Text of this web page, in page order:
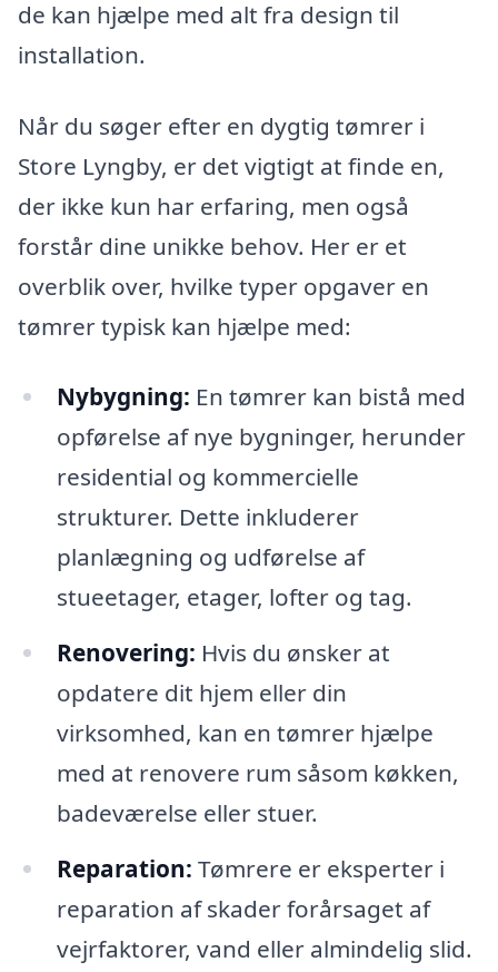
de kan hjælpe med alt fra design til
installation.
Når du søger efter en dygtig tømrer i
Store Lyngby, er det vigtigt at finde en,
der ikke kun har erfaring, men også
forstår dine unikke behov. Her er et
overblik over, hvilke typer opgaver en
tømrer typisk kan hjælpe med:
Nybygning: En tømrer kan bistå med
opførelse af nye bygninger, herunder
residential og kommercielle
strukturer. Dette inkluderer
planlægning og udførelse af
stueetager, etager, lofter og tag.
Renovering: Hvis du ønsker at
opdatere dit hjem eller din
virksomhed, kan en tømrer hjælpe
med at renovere rum såsom køkken,
badeværelse eller stuer.
Reparation: Tømrere er eksperter i
reparation af skader forårsaget af
vejrfaktorer, vand eller almindelig slid.